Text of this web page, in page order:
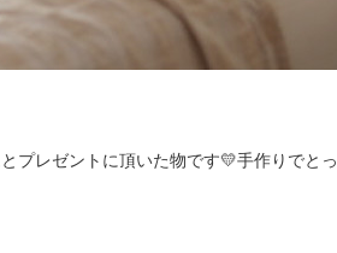
プレゼントに頂いた物です💛手作りでと